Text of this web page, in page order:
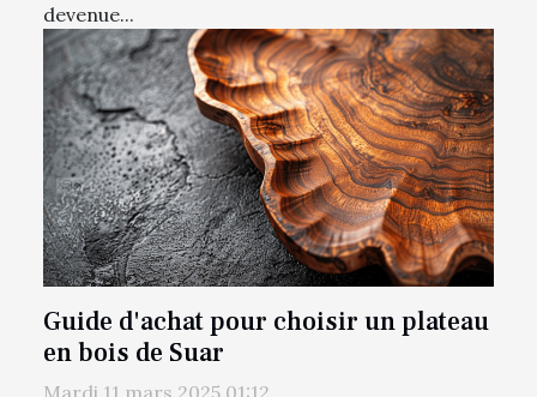
devenue...
Guide d'achat pour choisir un plateau
en bois de Suar